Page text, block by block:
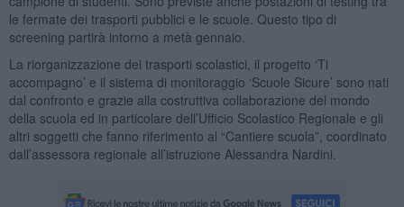
le fermate dei trasporti pubblici e le scuole. Questo tipo di
screening partirà intorno a metà gennaio.
La riorganizzazione dei trasporti scolastici, il progetto ‘Ti
accompagno’ e il sistema di monitoraggio ‘Scuole Sicure’ sono nati
dal confronto e grazie alla costruttiva collaborazione del mondo
della scuola ed in particolare dell’Ufficio Scolastico Regionale e gli
altri soggetti che fanno riferimento al “Cantiere scuola”, coordinato
dall’assessora regionale all’istruzione Alessandra Nardini.